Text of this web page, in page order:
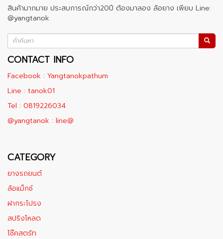
สินค้ามากมาย ประสบการณ์กว่า20ปี ต้องมาลอง ล้อยาง เพียบ Line:
@yangtanok
CONTACT INFO
Facebook : Yangtanokpathum
Line : tanok01
Tel : 0819226034
@yangtanok : line@
CATEGORY
ยางรถยนต์
ล้อแม็กซ์
ฝากระโปรง
สปริงโหลด
โช๊คสตรัท